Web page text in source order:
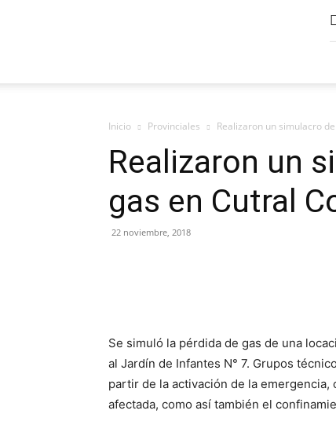
Inicio Provinciales Realizaron un simulacro
Realizaron un
gas en Cutral
22 noviembre, 2018
Se simuló la pérdida de gas de una
al Jardín de Infantes N° 7. Grupos
partir de la activación de la
afectada, como así también el